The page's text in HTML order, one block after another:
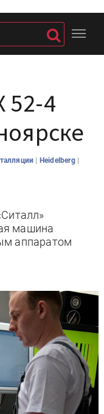
52-4
| Heidelberg |
машина
аппаратом